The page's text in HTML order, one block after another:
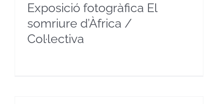
Exposició fotogràfica El
somriure d’Àfrica /
Col·lectiva